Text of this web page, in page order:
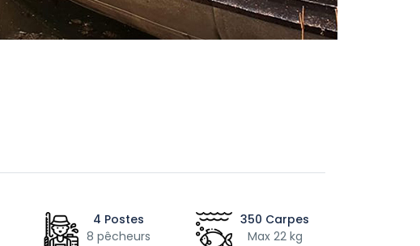
4 Postes
8 pêcheurs
350 Carpes
Max 22 kg